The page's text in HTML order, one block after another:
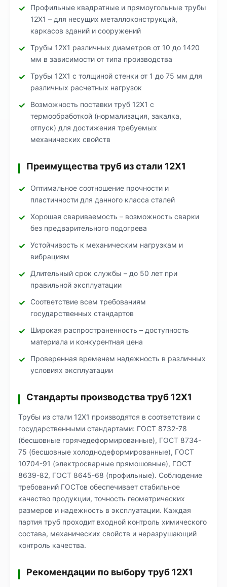
Профильные квадратные и прямоугольные трубы
12Х1 – для несущих металлоконструкций,
каркасов зданий и сооружений
Трубы 12Х1 различных диаметров от 10 до 1420
мм в зависимости от типа производства
Трубы 12Х1 с толщиной стенки от 1 до 75 мм для
различных расчетных нагрузок
Возможность поставки труб 12Х1 с
термообработкой (нормализация, закалка,
отпуск) для достижения требуемых
механических свойств
Преимущества труб из стали 12Х1
Оптимальное соотношение прочности и
пластичности для данного класса сталей
Хорошая свариваемость – возможность сварки
без предварительного подогрева
Устойчивость к механическим нагрузкам и
вибрациям
Длительный срок службы – до 50 лет при
правильной эксплуатации
Соответствие всем требованиям
государственных стандартов
Широкая распространенность – доступность
материала и конкурентная цена
Проверенная временем надежность в различных
условиях эксплуатации
Стандарты производства труб 12Х1
Трубы из стали 12Х1 производятся в соответствии с
государственными стандартами: ГОСТ 8732-78
(бесшовные горячедеформированные), ГОСТ 8734-
75 (бесшовные холоднодеформированные), ГОСТ
10704-91 (электросварные прямошовные), ГОСТ
8639-82, ГОСТ 8645-68 (профильные). Соблюдение
требований ГОСТов обеспечивает стабильное
качество продукции, точность геометрических
размеров и надежность в эксплуатации. Каждая
партия труб проходит входной контроль химического
состава, механических свойств и неразрушающий
контроль качества.
Рекомендации по выбору труб 12Х1